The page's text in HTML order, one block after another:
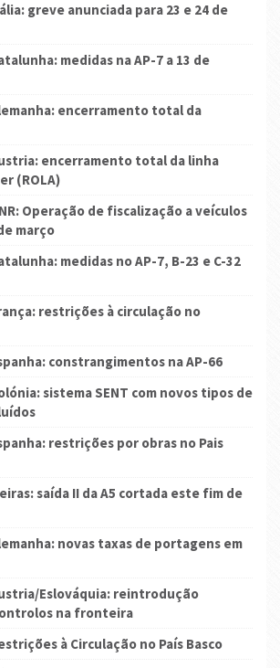
greve anunciada para 23 e 24 de
medidas na AP-7 a 13 de
encerramento total da
encerramento total da linha
(ROLA)
Operação de fiscalização a veículos
março
medidas no AP-7, B-23 e C-32
restrições à circulação no
constrangimentos na AP-66
sistema SENT com novos tipos de
restrições por obras no Pais
saída II da A5 cortada este fim de
novas taxas de portagens em
Eslováquia: reintrodução
na fronteira
à Circulação no País Basco